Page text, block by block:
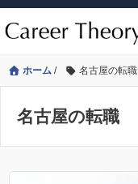
ホーム / 名古屋の転職
名古屋の転職